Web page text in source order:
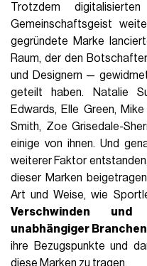
Trotzdem
Gemeinschaftsgeist
gegründete Marke
Raum, der den
und Designern —
geteilt haben. Natalie
Edwards, Elle Green,
Smith, Zoe Grisedale-
einige von ihnen. Und
weiterer Faktor
dieser Marken
Art und Weise, wie
Verschwinden und
unabhängiger
ihre Bezugspunkte und
diese Marken zu tragen.